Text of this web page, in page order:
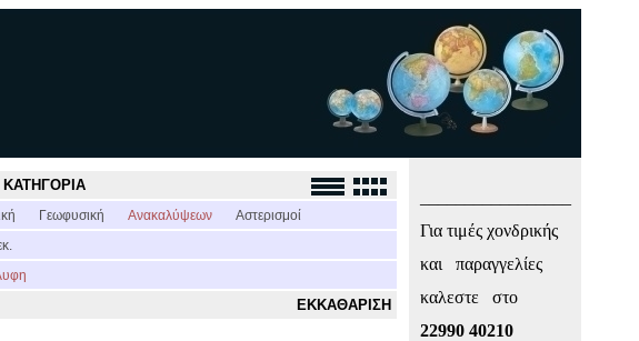
Γεωφυσική Ανακαλύψεων
Αστερισμοί
ΕΚΚΑΘΑΡΙΣΗ
Για τιμές χονδρικής
και παραγγελίες
καλεστε στο
22990 40210